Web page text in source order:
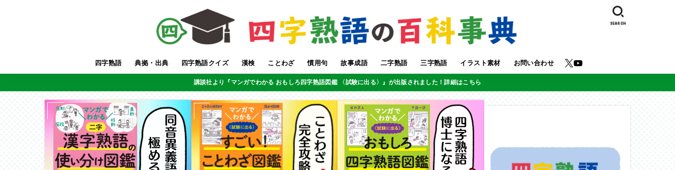
四字熟語 典拠・出典 四字熟語クイズ 漢検 ことわざ 慣用句 故事成語 二字熟語 三字熟語 イラスト素材 お問い合わせ
SEARCH
講談社より『マンガでわかる おもしろ四字熟語図鑑 〈試験に出る〉』が出版されました！詳細はこちら